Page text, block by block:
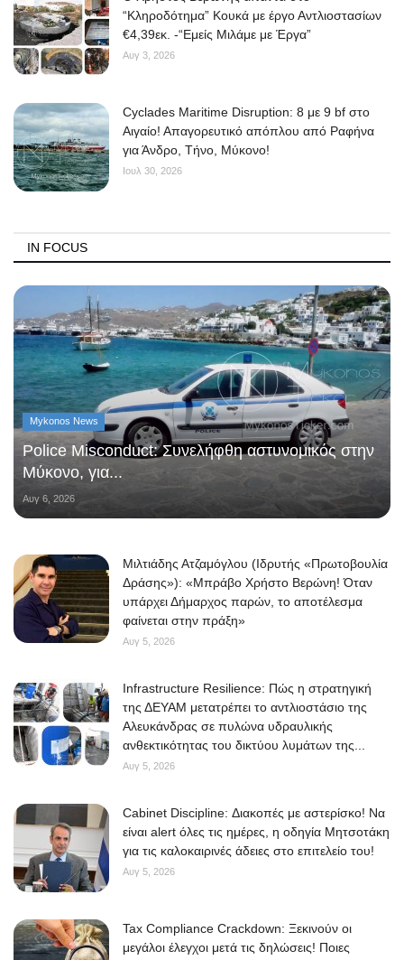
“Κληροδότημα” Κουκά με έργο Αντλιοστασίων
€4,39εκ. -“Εμείς Μιλάμε με Έργα”
Αυγ 3, 2026
Cyclades Maritime Disruption: 8 με 9 bf στο
Αιγαίο! Απαγορευτικό απόπλου από Ραφήνα
για Άνδρο, Τήνο, Μύκονο!
Ιουλ 30, 2026
IN FOCUS
Mykonos News
Police Misconduct: Συνελήφθη αστυνομικός στην
Μύκονο, για...
Αυγ 6, 2026
Μιλτιάδης Ατζαμόγλου (Ιδρυτής «Πρωτοβουλία
Δράσης»): «Μπράβο Χρήστο Βερώνη! Όταν
υπάρχει Δήμαρχος παρών, το αποτέλεσμα
φαίνεται στην πράξη»
Αυγ 5, 2026
Infrastructure Resilience: Πώς η στρατηγική
της ΔΕΥΑΜ μετατρέπει το αντλιοστάσιο της
Αλευκάνδρας σε πυλώνα υδραυλικής
ανθεκτικότητας του δικτύου λυμάτων της...
Αυγ 5, 2026
Cabinet Discipline: Διακοπές με αστερίσκο! Να
είναι alert όλες τις ημέρες, η οδηγία Μητσοτάκη
για τις καλοκαιρινές άδειες στο επιτελείο του!
Αυγ 5, 2026
Tax Compliance Crackdown: Ξεκινούν οι
μεγάλοι έλεγχοι μετά τις δηλώσεις! Ποιες